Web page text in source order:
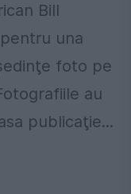
Bill
una
foto pe
au
publicaţie...